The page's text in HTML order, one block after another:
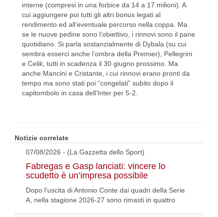
interne (compresi in una forbice da 14 a 17 milioni). A
cui aggiungere poi tutti gli altri bonus legati al
rendimento ed all’eventuale percorso nella coppa. Ma
se le nuove pedine sono l’obiettivo, i rinnovi sono il pane
quotidiano. Si parla sostanzialmente di Dybala (su cui
sembra esserci anche l’ombra della Premier), Pellegrini
e Celik, tutti in scadenza il 30 giugno prossimo. Ma
anche Mancini e Cristante, i cui rinnovi erano pronti da
tempo ma sono stati poi “congelati” subito dopo il
capitombolo in casa dell’Inter per 5-2.
Notizie correlate
07/08/2026 - (La Gazzetta dello Sport)
Fabregas e Gasp lanciati: vincere lo
scudetto è un’impresa possibile
Dopo l'uscita di Antonio Conte dai quadri della Serie
A, nella stagione 2026-27 sono rimasti in quattro